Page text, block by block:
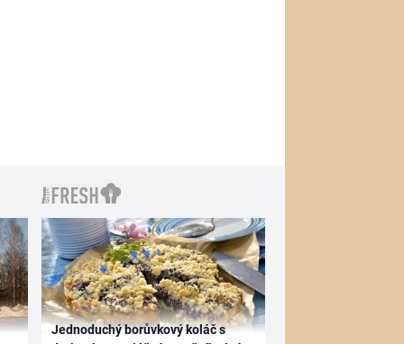
Jednoduchý borůvkový koláč s